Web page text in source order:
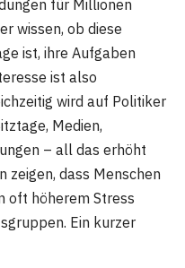
für Millionen
wissen, ob diese
ist, ihre Aufgaben
ist also
wird auf Politiker
Medien,
– all das erhöht
zeigen, dass Menschen
oft höherem Stress
Ein kurzer